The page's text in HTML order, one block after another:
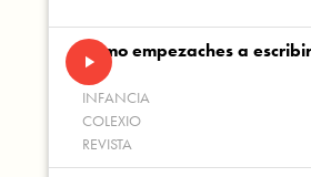
play_arrowComo empezaches a
INFANCIA
COLEXIO
REVISTA